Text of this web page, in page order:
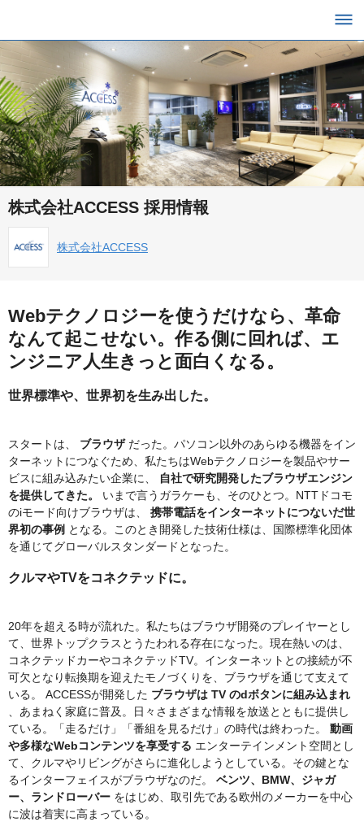
株式会社ACCESS 採用情報
株式会社ACCESS
Webテクノロジーを使うだけなら、革命
なんて起こせない。作る側に回れば、エ
ンジニア人生きっと面白くなる。
世界標準や、世界初を生み出した。
スタートは、 ブラウザだった。パソコン以外のあらゆる機器をイン
ターネットにつなぐため、私たちはWebテクノロジーを製品やサー
ビスに組み込みたい企業に、
自社で研究開発したブラウザエンジン
を提供してきた。
いまで言うガラケーも、そのひとつ。NTTドコモ
のiモード向けブラウザは、 携帯電話をインターネットにつないだ世
界初の事例 となる。このとき開発した技術仕様は、国際標準化団体
を通じてグローバルスタンダードとなった。
クルマやTVをコネクテッドに。
20年を超える時が流れた。私たちはブラウザ開発のプレイヤーとし
て、世界トップクラスとうたわれる存在になった。現在熱いのは、
コネクテッドカーやコネクテッドTV。インターネットとの接続が不
可欠となり転換期を迎えたモノづくりを、ブラウザを通じて支えて
いる。 ACCESSが開発した ブラウザは TV のdボタンに組み込まれ
、あまねく家庭に普及。日々さまざまな情報を放送とともに提供し
ている。「走るだけ」「番組を見るだけ」の時代は終わった。 動画
や多様なWebコンテンツを享受する エンターテインメント空間とし
て、クルマやリビングがさらに進化しようとしている。その鍵とな
るインターフェイスがブラウザなのだ。 ベンツ、BMW、ジャガ
ー、ランドローバー をはじめ、取引先である欧州のメーカーを中心
に波は着実に高まっている。